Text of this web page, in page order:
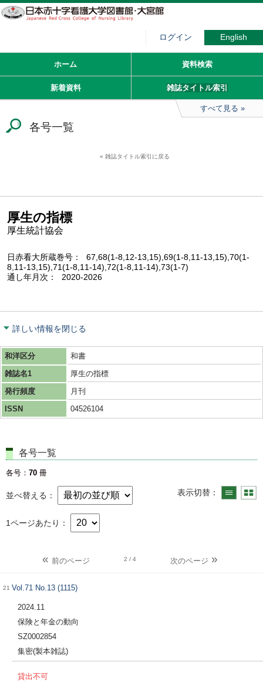
ログイン English
ホーム 資料検索
新着資料 雑誌タイトル索引
すべて見る
各号一覧
雑誌タイトル索引に戻る
厚生の指標
厚生統計協会
日赤看大所蔵巻号
67,68(1-8,12-13,15),69(1-8,11-13,15),70(1-
8,11-13,15),71(1-8,11-14),72(1-8,11-14),73(1-7)
通し年月次
2020-2026
詳しい情報を閉じる
和洋区分
和書
雑誌名1
厚生の指標
発行頻度
月刊
ISSN
04526104
各号一覧
各号 70 冊
並べ替える 表示切替
1ページあたり
前のページ 2 / 4 次のページ
21 Vol.71 No.13 (1115)
2024.11
保険と年金の動向
SZ0002854
集密(製本雑誌)
貸出不可